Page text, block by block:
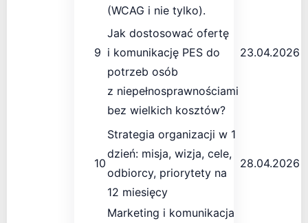
9
(WCAG i nie tylko).
Jak dostosować ofertę
i komunikację PES do
potrzeb osób
z niepełnosprawnościami
bez wielkich kosztów?
23.04.2026
10
Strategia organizacji w 1
dzień: misja, wizja, cele,
odbiorcy, priorytety na
12 miesięcy
28.04.2026
Marketing i komunikacja